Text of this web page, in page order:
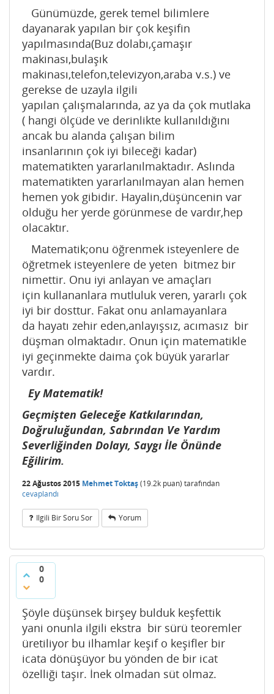
Günümüzde, gerek temel bilimlere
dayanarak yapılan bir çok keşifin
yapılmasında(Buz dolabı,çamaşır
makinası,bulaşık
makinası,telefon,televizyon,araba v.s.) ve
gerekse de uzayla ilgili
yapılan çalışmalarında, az ya da çok mutlaka
( hangi ölçüde ve derinlikte kullanıldığını
ancak bu alanda çalışan bilim
insanlarının çok iyi bileceği kadar)
matematikten yararlanılmaktadır. Aslında
matematikten yararlanılmayan alan hemen
hemen yok gibidir. Hayalin,düşüncenin var
olduğu her yerde görünmese de vardır,hep
olacaktır.
Matematik;onu öğrenmek isteyenlere de
öğretmek isteyenlere de yeten bitmez bir
nimettir. Onu iyi anlayan ve amaçları
için kullananlara mutluluk veren, yararlı çok
iyi bir dosttur. Fakat onu anlamayanlara
da hayatı zehir eden,anlayışsız, acımasız bir
düşman olmaktadır. Onun için matematikle
iyi geçinmekte daima çok büyük yararlar
vardır.
Ey Matematik!
Geçmişten Geleceğe Katkılarından,
Doğruluğundan, Sabrından Ve Yardım
Severliğinden Dolayı, Saygı İle Önünde
Eğilirim.
22 Ağustos 2015 Mehmet Toktaş(19.2k puan) tarafından
cevaplandı
Ilgili Bir Soru Sor Yorum
0
0
Şöyle düşünsek birşey bulduk keşfettik
yani onunla ilgili ekstra bir sürü teoremler
üretiliyor bu ilhamlar keşif o keşifler bir
icata dönüşüyor bu yönden de bir icat
özelliği taşır. İnek olmadan süt olmaz.